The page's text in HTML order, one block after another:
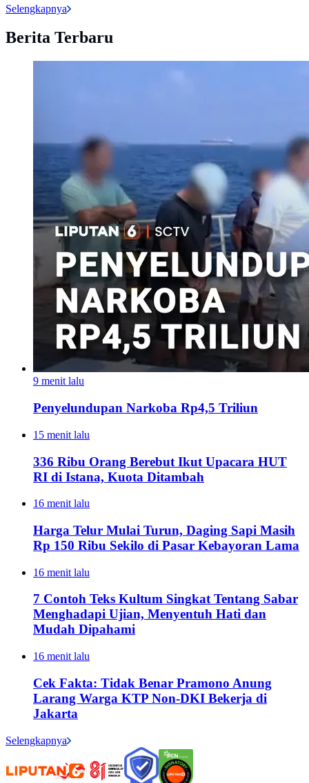
Selengkapnya
Berita Terbaru
9 menit lalu
Penyelundupan Narkoba Rp4,5 Triliun
15 menit lalu
336 Ribu Orang Berebut Ikut Upacara HUT
RI di Istana, Kuota Ditambah
16 menit lalu
Harga Telur Mulai Turun, Daging Sapi Masih
Rp 150 Ribu Sekilo di Pasar Kebayoran Lama
16 menit lalu
7 Contoh Teks Kultum Singkat Tentang Sabar
Menghadapi Ujian, Menyentuh Hati dan
Mudah Dipahami
16 menit lalu
Cek Fakta: Tidak Benar Pramono Anung
Larang Warga KTP Non-DKI Bekerja di
Jakarta
Selengkapnya